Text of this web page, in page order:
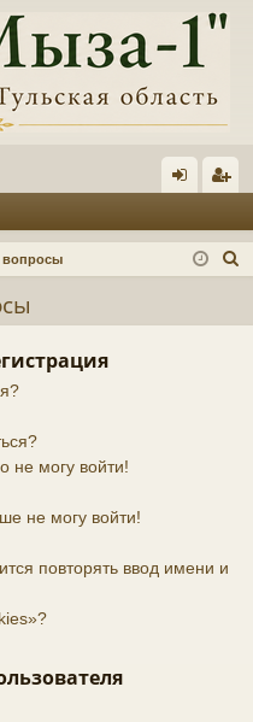
д ис
вопросы
не могу войти!
не могу войти!
повторять ввод имени и